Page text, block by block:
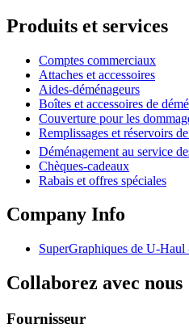
Produits et services
Comptes commerciaux
Attaches et accessoires
Aides-déménageurs
Boîtes et accessoires de
Couverture pour les
Remplissages et réservoirs
Déménagement au service
Chèques-cadeaux
Rabais et offres spéciales
Company Info
SuperGraphiques de U-Haul
Collaborez avec nous
Fournisseur